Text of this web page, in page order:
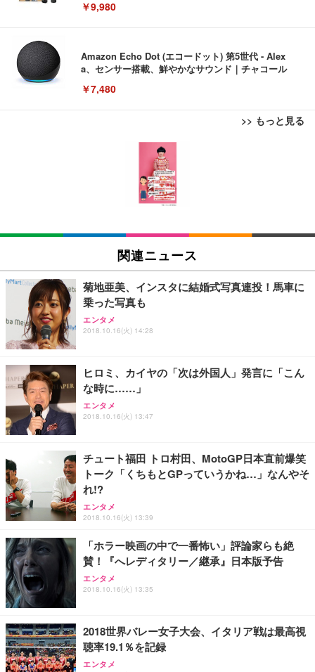
￥9,980
Amazon Echo Dot (エコードット) 第5世代 - Alex
a、センサー搭載、鮮やかなサウンド｜チャコール
￥7,480
>> もっと見る
[EdoErgo] オフィスチェア 椅子 テレワーク 疲れな
い 跳ね上げ式アームレスト コンパクト 約105度ロッ
キング pc 事務椅子 360度回転 座面昇降 強化ナイロ
ン樹脂ベース 通気性メッシュ 在宅ワーク H-WY01
(黒網+黒枠+黒足)
SIHOO B100 オフィスチェア／デスクチェア メッシ
ュチェア 人間工学 疲れない ブラック
￥27,999
Sezlife オフィスチェア デスクチェア 疲れない テレ
ワーク チェア 強化バックレスト 30度ロッキング機
能 人間工学 椅子 腰サポート 90度跳ね上げ式アーム
ョン PCチェア 通気性メッシュ ゲーミング/勉強/事
務用 おしゃれ パソコンチェア (ブラック)
Sezlife オフィスチェア デスクチェア 疲れない テレ
ワーク チェア 強化バックレスト 30度ロッキング機
能 人間工学 椅子 腰サポート 90度跳ね上げ式アーム
務用 おしゃれ パソコンチェア (ホワイト)
ANDWINT オフィスチェア デスクチェア 肘なし メ
ッシュ 通気性 ランバーサポート付き 腰サポート ガ
ス圧無段階昇降 360度回転 キャスター付き コンパク
ト 幅52×奥行58.5×高さ84～96cm テレワーク 在宅
￥4,139
EIZO ビジネス向けプレミアムモニター | FlexScan
EV3240X-WT | 31.5型4K UHD・USB Type-C・ホワ
EIZO ビジネス向けプレミアムモニター | FlexScan
￥109,572
【純正品】27"ゲーミングモニター DualSense 充電
フック付き（CFI-ZDM1J）
【整備済み品】Dell E2724HS 27インチ 液晶モニタ
ー フルHD（1920×1080）VA 非光沢 HDMI/DisplayP
ort/VGA スピーカー内蔵 高さ調整 スイベル VESA対
【MiniLED/24.5inch/280Hz/FHD】GRAPHT THE S
HOOTER Gaming Monitor 24” Essential ゲーミン
グモニター QD 24.5インチ 1ms FHD 量子ドット 残
像低減 (3年保証 | 輝点保証 | 日本メーカー)
￥34,980
Amazonベーシック ペットシーツ 薄型 レギュラー 1
回使い捨て 無香料 ホワイト 300枚
Amazonベーシック ペットシーツ 厚型 ワイド 42枚
x2袋(84枚) ホワイト(吸収面:ライトブルー)
￥3,234
ネオ・ルーライフ ネオ・オムツ L 中型犬用 26枚入
り 単品
Smart Basic(スマートベーシック) 【Amazon.co.jp
限定】 Smart Basic アイリスオーヤマ ペットシーツ
超厚型 お徳用 ワイド 100枚入 (x 1) (ケース販売)
アイリスオーヤマ ペットシーツ 超厚型 お徳用 レギ
ュラー 200枚入【Amazon.co.jp限定】
￥3,731
関連ニュース
菊地亜美、インスタに結婚式写真連投！馬車に
乗った写真も
エンタメ
2018.10.16(火) 14:28
ヒロミ、カイヤの「次は外国人」発言に「こん
な時に……」
エンタメ
2018.10.16(火) 13:47
チュート福田 トロ村田、MotoGP日本直前爆笑
トーク「くちもとGPっていうかね…」なんやそ
れ!?
エンタメ
2018.10.16(火) 13:39
「ホラー映画の中で一番怖い」評論家らも絶
賛！『へレディタリー／継承』日本版予告
エンタメ
2018.10.16(火) 13:35
2018世界バレー女子大会、イタリア戦は最高視
聴率19.1％を記録
エンタメ